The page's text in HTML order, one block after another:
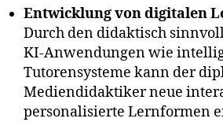
Entwicklung von digitalen
Durch den didaktisch
KI-Anwendungen wie
Tutorensysteme kann der
Mediendidaktiker neue
personalisierte Lernformen